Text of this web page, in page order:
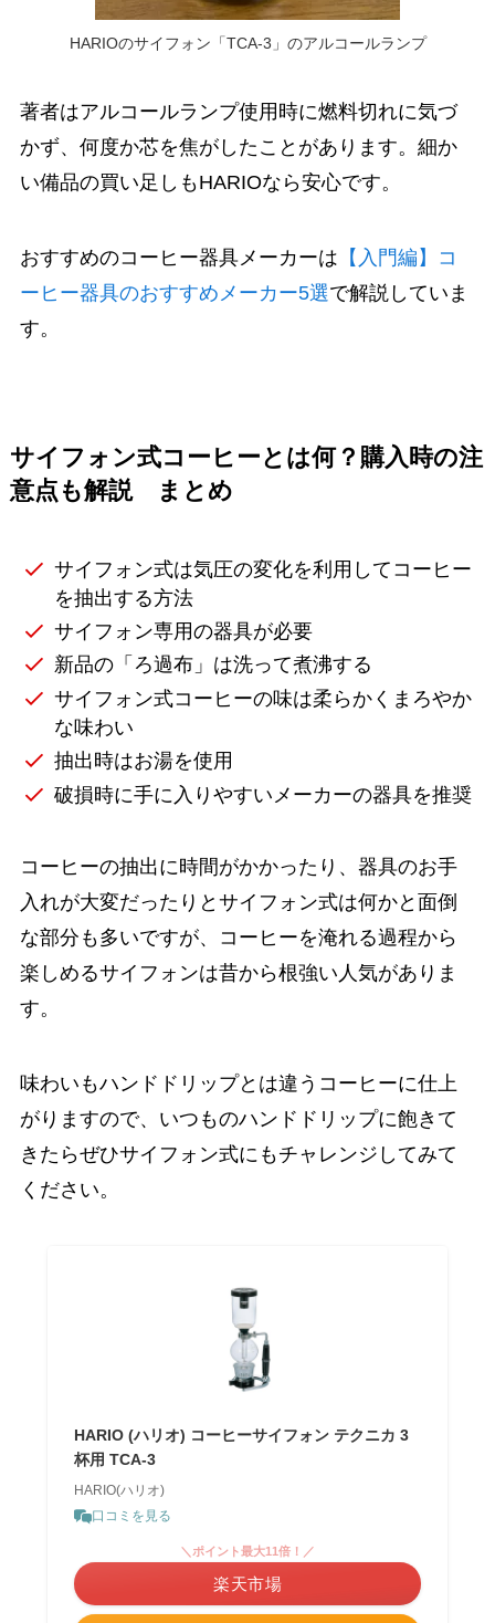
HARIOのサイフォン「TCA-3」のアルコールランプ
著者はアルコールランプ使用時に燃料切れに気づ
かず、何度か芯を焦がしたことがあります。細か
い備品の買い足しもHARIOなら安心です。
おすすめのコーヒー器具メーカーは 【入門編】コ
ーヒー器具のおすすめメーカー5選で解説していま
す。
サイフォン式コーヒーとは何？購入時の注
意点も解説 まとめ
サイフォン式は気圧の変化を利用してコーヒー
を抽出する方法
サイフォン専用の器具が必要
新品の「ろ過布」は洗って煮沸する
サイフォン式コーヒーの味は柔らかくまろやか
な味わい
抽出時はお湯を使用
破損時に手に入りやすいメーカーの器具を推奨
コーヒーの抽出に時間がかかったり、器具のお手
入れが大変だったりとサイフォン式は何かと面倒
な部分も多いですが、コーヒーを淹れる過程から
楽しめるサイフォンは昔から根強い人気がありま
す。
味わいもハンドドリップとは違うコーヒーに仕上
がりますので、いつものハンドドリップに飽きて
きたらぜひサイフォン式にもチャレンジしてみて
ください。
HARIO (ハリオ) コーヒーサイフォン テクニカ 3
杯用 TCA-3
HARIO(ハリオ)
口コミを見る
＼ポイント最大11倍！／
楽天市場